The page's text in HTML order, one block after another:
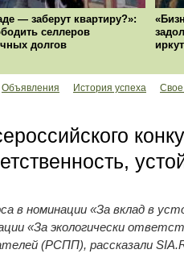
— заберут квартиру?»:
селлеров
долгов
Объявления История успеха
в номинации «За вклад в
«За экологически
(РСПП), рассказали